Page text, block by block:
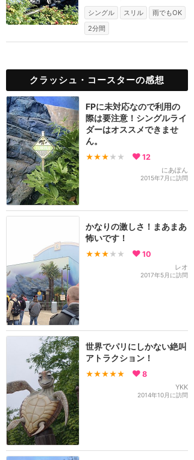
シングル
スリル
雨でもOK
2分間
クラッシュ・コースターの感想
FPに未対応なので利用の
際は要注意！シングルライ
ダーはオススメできませ
ん。
★★★ ★★ 12
にあぽん
2015年7月に訪問
かなりの激しさ！まあまあ
怖いです！
★★★ ★★ 10
レオ
2017年5月に訪問
世界でパリにしかない絶叫
アトラクション！
★★★★★ 8
YKK
2014年10月に訪問